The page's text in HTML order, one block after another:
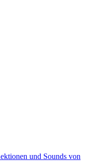
und Sounds von